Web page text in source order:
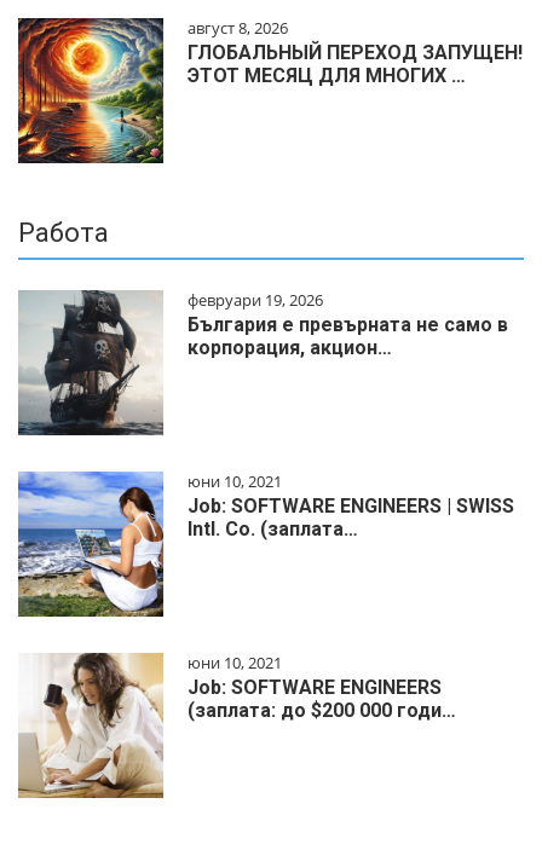
август 8, 2026
ГЛОБАЛЬНЫЙ ПЕРЕХОД ЗАПУЩЕН!
ЭТОТ МЕСЯЦ ДЛЯ МНОГИХ …
Работа
февруари 19, 2026
България е превърната не само в
корпорация, акцион…
юни 10, 2021
Job: SOFTWARE ENGINEERS | SWISS
Intl. Co. (заплата…
юни 10, 2021
Job: SOFTWARE ENGINEERS
(заплата: до $200 000 годи…